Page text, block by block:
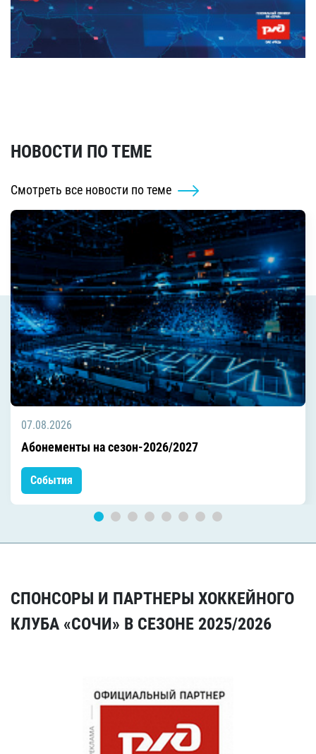
НОВОСТИ ПО ТЕМЕ
Смотреть все новости по теме
07.08.2026
Абонементы на сезон-2026/2027
События
СПОНСОРЫ И ПАРТНЕРЫ ХОККЕЙНОГО
КЛУБА «СОЧИ» В СЕЗОНЕ 2025/2026